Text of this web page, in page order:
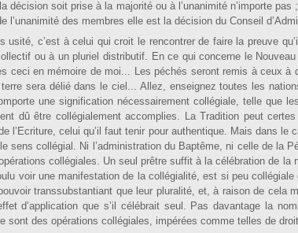
décision soit prise à la majorité ou à l’unanimité n’importe pas
l’unanimité des membres elle est la décision du Conseil
usité, c’est à celui qui croit le rencontrer de faire la preuve
ou à un pluriel distributif. En ce qui concerne le Nouveau
ceci en mémoire de moi... Les péchés seront remis à ceux à
sera délié dans le ciel... Allez, enseignez toutes les
une signification nécessairement collégiale, telle que
dû être collé­gialement accomplies. La Tradition peut certes
l’Ecriture, celui qu’il faut tenir pour authentique. Mais dans le
sens collégial. Ni l’administration du Baptême, ni celle de la
collégiales. Un seul prêtre suffit à la célébration de la
voir une manifestation de la collégialité, est si peu collégiale
transsubstantiant que leur pluralité, et, à raison de cela
d’application que s’il célébrait seul. Pas davantage la
sont des opérations collégiales, im­pérées comme telles de